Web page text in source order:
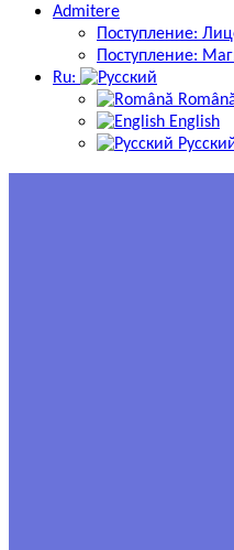
Admitere
Поступление:
Поступление:
Ru:
English